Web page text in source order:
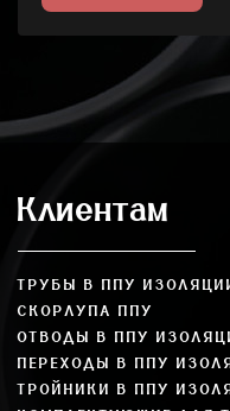
Клиентам
ТРУБЫ В ППУ
СКОРЛУПА ППУ
ОТВОДЫ В ППУ
ПЕРЕХОДЫ В ППУ
ТРОЙНИКИ В ППУ